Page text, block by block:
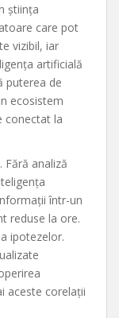
știința
care pot
vizibil, iar
artificială
puterea de
ecosistem
conectat la
analiză
într-un
reduse la ore.
ipotezelor.
aceste corelații